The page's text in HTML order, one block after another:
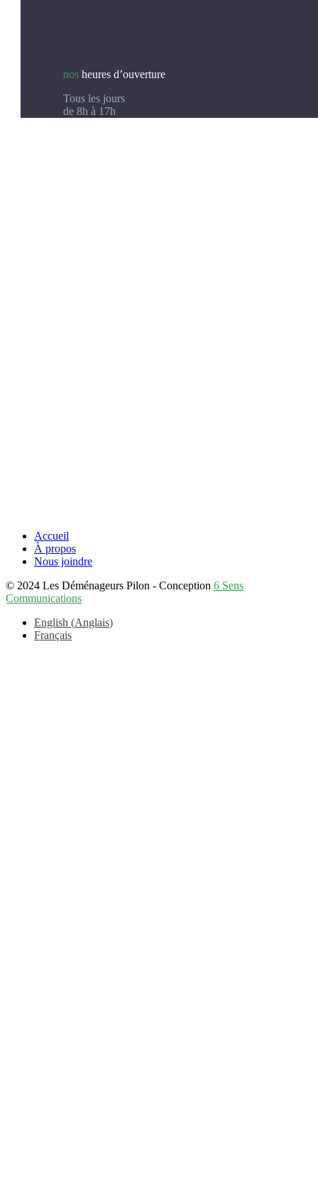
nos heures d’ouverture
Tous les jours
de 8h à 17h
Accueil
À propos
Nous joindre
© 2024 Les Déménageurs Pilon - Conception 6 Sens
Communications
English (Anglais)
Français